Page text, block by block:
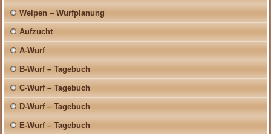
Welpen – Wurfplanung
Aufzucht
A-Wurf
B-Wurf – Tagebuch
C-Wurf – Tagebuch
D-Wurf – Tagebuch
E-Wurf – Tagebuch